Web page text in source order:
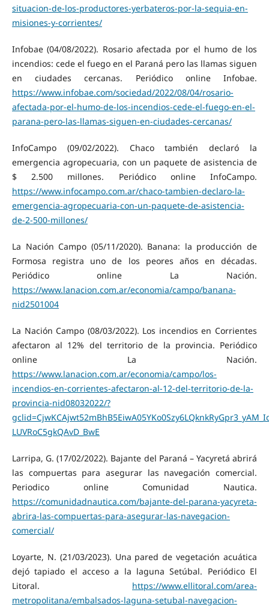
situacion-de-los-productores-yerbateros-por-la-sequia-en-
misiones-y-corrientes/
Infobae (04/08/2022). Rosario afectada por el humo de los
incendios: cede el fuego en el Paraná pero las llamas siguen
en ciudades cercanas. Periódico online Infobae.
https://www.infobae.com/sociedad/2022/08/04/rosario-
afectada-por-el-humo-de-los-incendios-cede-el-fuego-en-el-
parana-pero-las-llamas-siguen-en-ciudades-cercanas/
InfoCampo (09/02/2022). Chaco también declaró la
emergencia agropecuaria, con un paquete de asistencia de
$ 2.500 millones. Periódico online InfoCampo.
https://www.infocampo.com.ar/chaco-tambien-declaro-la-
emergencia-agropecuaria-con-un-paquete-de-asistencia-
de-2-500-millones/
La Nación Campo (05/11/2020). Banana: la producción de
Formosa registra uno de los peores años en décadas.
Periódico online La Nación.
https://www.lanacion.com.ar/economia/campo/banana-
nid2501004
La Nación Campo (08/03/2022). Los incendios en Corrientes
afectaron al 12% del territorio de la provincia. Periódico
online La Nación.
https://www.lanacion.com.ar/economia/campo/los-
incendios-en-corrientes-afectaron-al-12-del-territorio-de-la-
provincia-nid08032022/?
LUVRoC5gkQAvD_BwE
Larripa, G. (17/02/2022). Bajante del Paraná – Yacyretá abrirá
las compuertas para asegurar las navegación comercial.
Periodico online Comunidad Nautica.
https://comunidadnautica.com/bajante-del-parana-yacyreta-
abrira-las-compuertas-para-asegurar-las-navegacion-
comercial/
Loyarte, N. (21/03/2023). Una pared de vegetación acuática
dejó tapiado el acceso a la laguna Setúbal. Periódico El
Litoral. https://www.ellitoral.com/area-
metropolitana/embalsados-laguna-setubal-navegacion-